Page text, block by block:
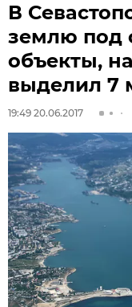
В
землю под
объекты,
выделил 7
19:49 20.06.2017